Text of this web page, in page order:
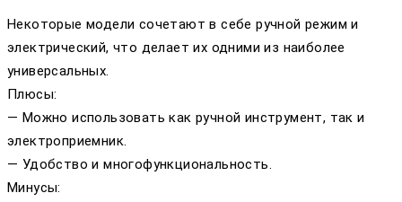
Некоторые модели сочетают в себе ручной режим и
электрический, что делает их одними из наиболее
универсальных.
Плюсы:
— Можно использовать как ручной инструмент, так и
электроприемник.
— Удобство и многофункциональность.
Минусы: